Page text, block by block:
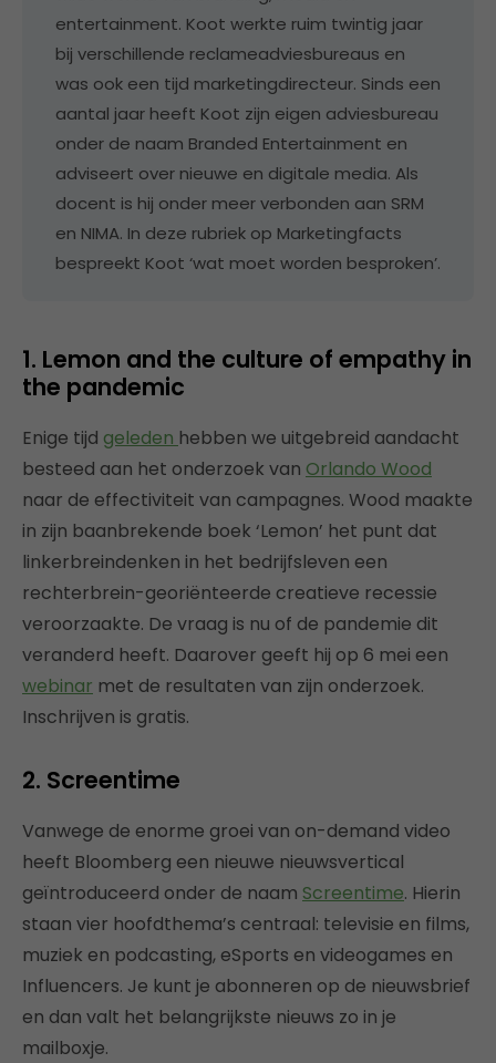
entertainment. Koot werkte ruim twintig jaar
bij verschillende reclameadviesbureaus en
was ook een tijd marketingdirecteur. Sinds een
aantal jaar heeft Koot zijn eigen adviesbureau
onder de naam Branded Entertainment en
adviseert over nieuwe en digitale media. Als
docent is hij onder meer verbonden aan SRM
en NIMA. In deze rubriek op Marketingfacts
bespreekt Koot ‘wat moet worden besproken’.
1. Lemon and the culture of empathy in
the pandemic
Enige tijd geleden hebben we uitgebreid aandacht
besteed aan het onderzoek van Orlando Wood
naar de effectiviteit van campagnes. Wood maakte
in zijn baanbrekende boek ‘Lemon’ het punt dat
linkerbreindenken in het bedrijfsleven een
rechterbrein-georiënteerde creatieve recessie
veroorzaakte. De vraag is nu of de pandemie dit
veranderd heeft. Daarover geeft hij op 6 mei een
webinar met de resultaten van zijn onderzoek.
Inschrijven is gratis.
2. Screentime
Vanwege de enorme groei van on-demand video
heeft Bloomberg een nieuwe nieuwsvertical
geïntroduceerd onder de naam Screentime. Hierin
staan vier hoofdthema’s centraal: televisie en films,
muziek en podcasting, eSports en videogames en
Influencers. Je kunt je abonneren op de nieuwsbrief
en dan valt het belangrijkste nieuws zo in je
mailboxje.